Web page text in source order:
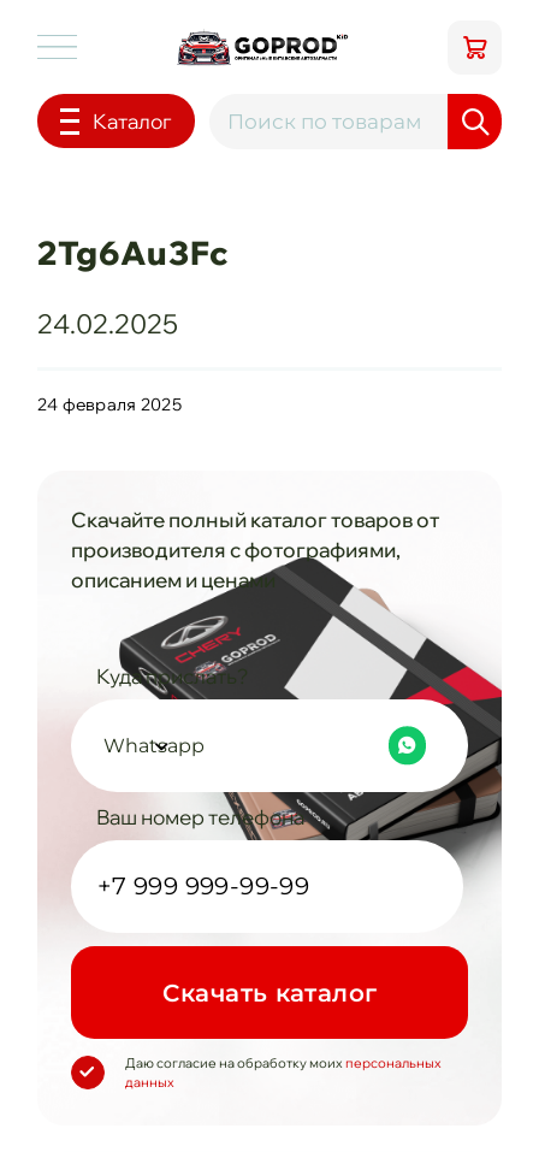
Каталог
2Tg6Au3Fc
24.02.2025
24 февраля 2025
Скачайте полный каталог товаров от
производителя с фотографиями,
описанием и ценами
Куда прислать?
Whatsapp
Ваш номер телефона
Cкачать каталог
Даю согласие на обработку моих персональных
данных